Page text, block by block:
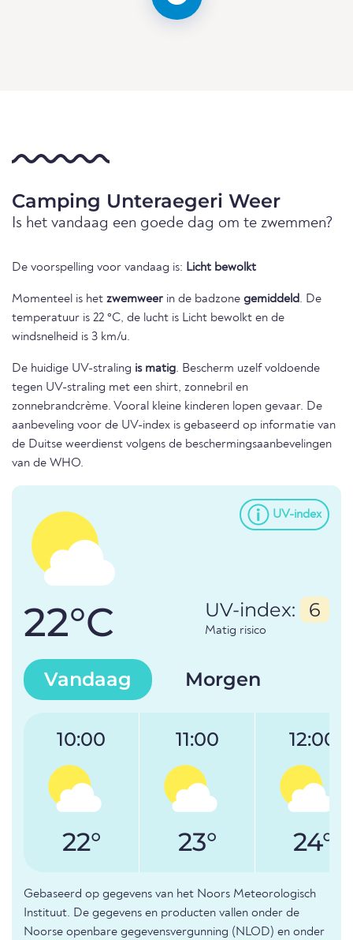
Camping Unteraegeri Weer
Is het vandaag een goede dag om te zwemmen?
De voorspelling voor vandaag is: Licht bewolkt
Momenteel is het zwemweer in de badzone gemiddeld. De
temperatuur is 22 °C, de lucht is Licht bewolkt en de
windsnelheid is 3 km/u.
De huidige UV-straling is matig. Bescherm uzelf voldoende
tegen UV-straling met een shirt, zonnebril en
zonnebrandcrème. Vooral kleine kinderen lopen gevaar. De
aanbeveling voor de UV-index is gebaseerd op informatie van
de Duitse weerdienst volgens de beschermingsaanbevelingen
van de WHO.
UV-index
22°C UV-index: 6
Matig risico
Vandaag Morgen
10:00
22°
11:00
23°
12:00
24°
Gebaseerd op gegevens van het Noors Meteorologisch
Instituut. De gegevens en producten vallen onder de
Noorse openbare gegevensvergunning (NLOD) en onder